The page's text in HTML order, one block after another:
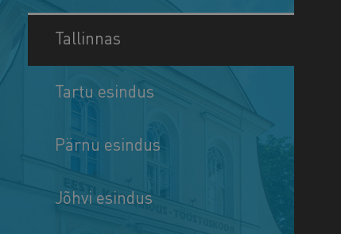
Tallinnas
Tartu esindus
Pärnu esindus
Jõhvi esindus